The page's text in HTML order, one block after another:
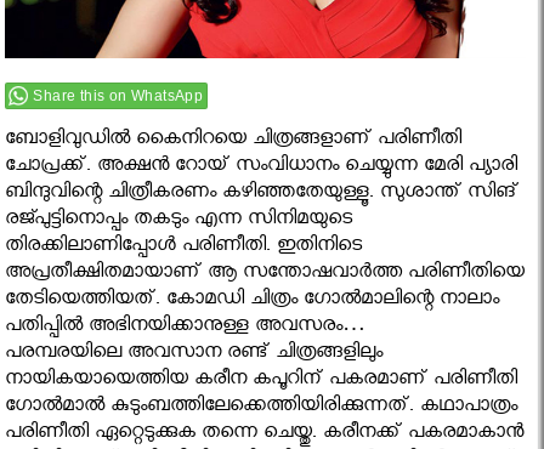
Share this on WhatsApp
ബോളിവുഡില്‍ കൈനിറയെ ചിത്രങ്ങളാണ് പരിണീതി
ചോപ്രക്ക്. അക്ഷന്‍ റോയ് സംവിധാനം ചെയ്യുന്ന മേരി പ്യാരി
ബിന്ദുവിന്റെ ചിത്രീകരണം കഴിഞ്ഞതേയുള്ളൂ. സുശാന്ത് സിങ്
രജ്പുട്ടിനൊപ്പം തകടും എന്ന സിനിമയുടെ
തിരക്കിലാണിപ്പോള്‍ പരിണീതി. ഇതിനിടെ
അപ്രതീക്ഷിതമായാണ് ആ സന്തോഷവാര്‍ത്ത പരിണീതിയെ
തേടിയെത്തിയത്. കോമഡി ചിത്രം ഗോല്‍മാലിന്റെ നാലാം
പതിപ്പില്‍ അഭിനയിക്കാനുള്ള അവസരം…
പരമ്പരയിലെ അവസാന രണ്ട് ചിത്രങ്ങളിലും
നായികയായെത്തിയ കരീന കപൂറിന് പകരമാണ് പരിണീതി
ഗോല്‍മാല്‍ കുടുംബത്തിലേക്കെത്തിയിരിക്കുന്നത്. കഥാപാത്രം
പരിണീതി ഏറ്റെടുക്കുക തന്നെ ചെയ്തു. കരീനക്ക് പകരമാകാന്‍